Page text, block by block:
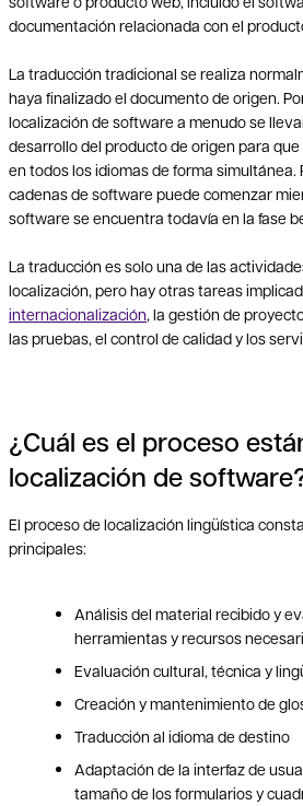
documentación relacionada con el
La traducción tradicional se realiza
haya finalizado el documento de origen.
localización de software a menudo se
desarrollo del producto de origen para
en todos los idiomas de forma simultánea.
cadenas de software puede comenzar
software se encuentra todavía en la fase
La traducción es solo una de las
localización, pero hay otras tareas
internacionalización, la gestión de
las pruebas, el control de calidad y los
¿Cuál es el proceso
localización de
El proceso de localización lingüística
principales:
Análisis del material recibido y
herramientas y recursos
Evaluación cultural, técnica y
Creación y mantenimiento de
Traducción al idioma de destino
Adaptación de la interfaz de
tamaño de los formularios y